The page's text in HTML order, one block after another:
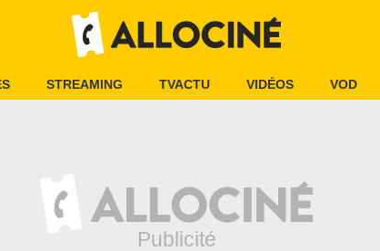
STREAMING TVACTU VIDÉOS VOD